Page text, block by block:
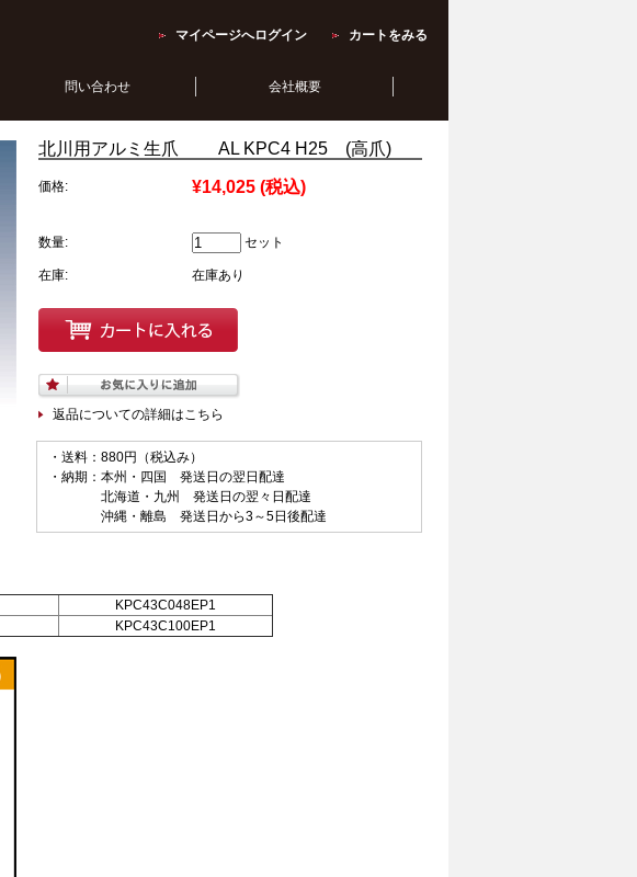
マイページへログイン カートをみる
問い合わせ 会社概要
北川用アルミ生爪 AL KPC4 H25 (高爪)
価格: ¥14,025 (税込)
数量: セット
在庫: 在庫あり
返品についての詳細はこちら
・送料：880円（税込み）
・納期：本州・四国 発送日の翌日配達
北海道・九州 発送日の翌々日配達
沖縄・離島 発送日から3～5日後配達
KPC43C048EP1
KPC43C100EP1